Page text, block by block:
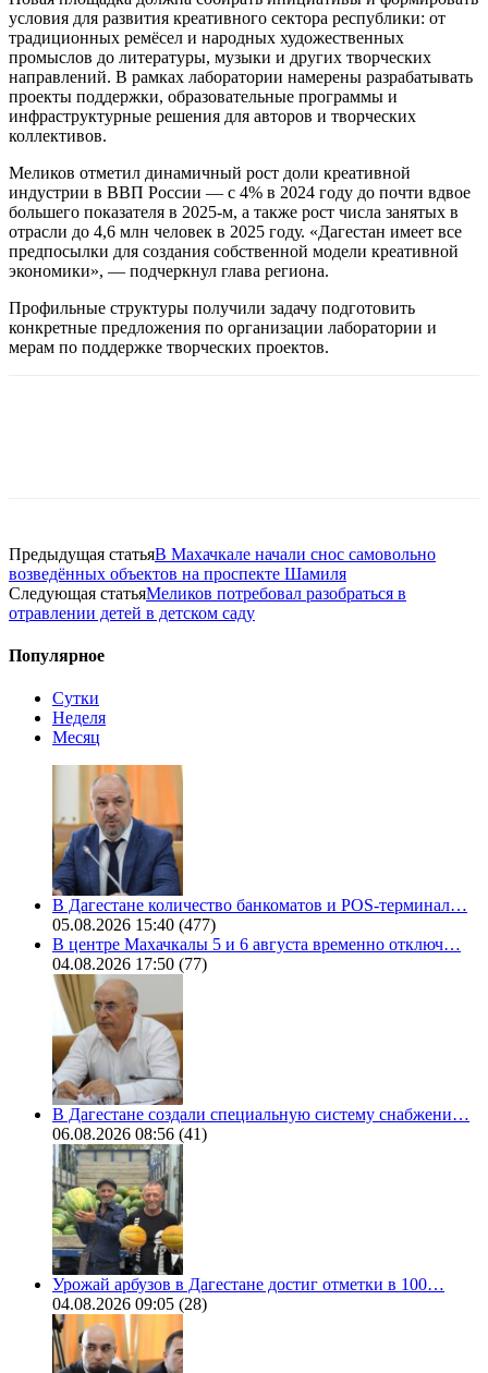
условия для развития креативного сектора республики: от
традиционных ремёсел и народных художественных
промыслов до литературы, музыки и других творческих
направлений. В рамках лаборатории намерены разрабатывать
проекты поддержки, образовательные программы и
инфраструктурные решения для авторов и творческих
коллективов.
Меликов отметил динамичный рост доли креативной
индустрии в ВВП России — с 4% в 2024 году до почти вдвое
большего показателя в 2025‑м, а также рост числа занятых в
отрасли до 4,6 млн человек в 2025 году. «Дагестан имеет все
предпосылки для создания собственной модели креативной
экономики», — подчеркнул глава региона.
Профильные структуры получили задачу подготовить
конкретные предложения по организации лаборатории и
мерам по поддержке творческих проектов.
Предыдущая статьяВ Махачкале начали снос самовольно
возведённых объектов на проспекте Шамиля
Следующая статьяМеликов потребовал разобраться в
отравлении детей в детском саду
Популярное
Сутки
Неделя
Месяц
В Дагестане количество банкоматов и POS-терминал…
05.08.2026 15:40 (477)
В центре Махачкалы 5 и 6 августа временно отключ…
04.08.2026 17:50 (77)
В Дагестане создали специальную систему снабжени…
06.08.2026 08:56 (41)
Урожай арбузов в Дагестане достиг отметки в 100…
04.08.2026 09:05 (28)